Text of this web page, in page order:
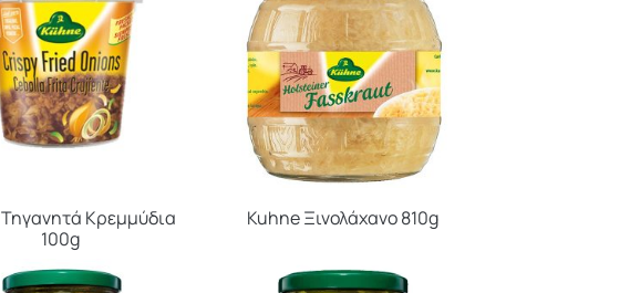
Κρεμμύδια
100g
Kuhne Ξινολάχανο 810g